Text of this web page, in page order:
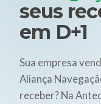
seus
em D+1
Sua empresa
Aliança
receber? Na